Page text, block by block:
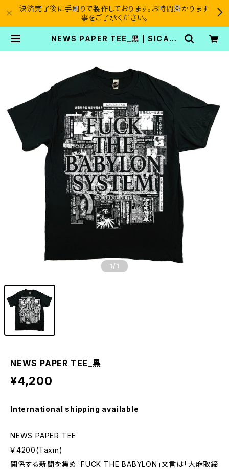
決済完了後に手刷りで製作しております。お時間掛かります
事をご了承ください。
NEWS PAPER TEE_黒 | SICARI
1 /1
NEWS PAPER TEE_黒
¥4,200
International shipping available
NEWS PAPER TEE
￥4200(Taxin)
関係する新聞を集め「FUCK THE BABYLON」文言は「大麻取締